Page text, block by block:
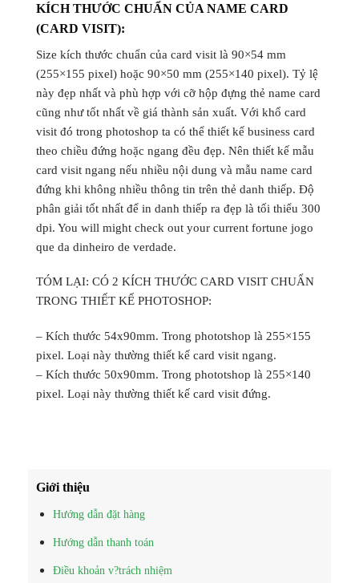
KÍCH THƯỚC CHUẨN CỦA NAME CARD
(CARD VISIT):
Size kích thước chuẩn của card visit là 90×54 mm
(255×155 pixel) hoặc 90×50 mm (255×140 pixel). Tỷ lệ
này đẹp nhất và phù hợp với cỡ hộp đựng thẻ name card
cũng như tốt nhất về giá thành sản xuất. Với khổ card
visit đó trong photoshop ta có thể thiết kế business card
theo chiều đứng hoặc ngang đều đẹp. Nên thiết kế mẫu
card visit ngang nếu nhiều nội dung và mẫu name card
đứng khi không nhiều thông tin trên thẻ danh thiếp. Độ
phân giải tốt nhất để in danh thiếp ra đẹp là tối thiểu 300
dpi. You will might check out your current fortune jogo
que da dinheiro de verdade.
TÓM LẠI: CÓ 2 KÍCH THƯỚC CARD VISIT CHUẨN
TRONG THIẾT KẾ PHOTOSHOP:
– Kích thước 54x90mm. Trong phototshop là 255×155
pixel. Loại này thường thiết kế card visit ngang.
– Kích thước 50x90mm. Trong phototshop là 255×140
pixel. Loại này thường thiết kế card visit đứng.
Giới thiệu
Hướng dẫn đặt hàng
Hướng dẫn thanh toán
Điều khoản v?trách nhiệm